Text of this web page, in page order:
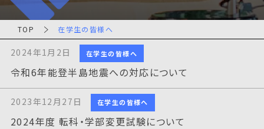
TOP 在学生の皆様へ
2024年1月2日 在学生の皆様へ
令和6年能登半島地震への対応について
2023年12月27日 在学生の皆様へ
2024年度 転科・学部変更試験について